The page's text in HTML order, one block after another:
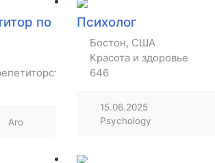
по
уроки
Aro
Психолог
Бостон, США
Красота и здоровье
646
15.06.2025
Psychology